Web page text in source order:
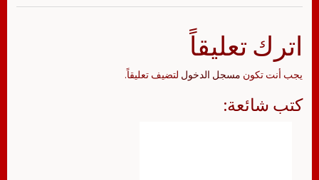
اترك تعليقاً
يجب أنت تكون مسجل الدخول لتضيف تعليقاً.
كتب شائعة: